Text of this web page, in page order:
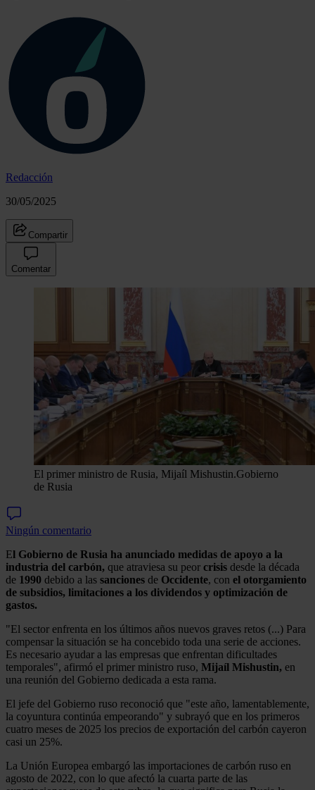
Redacción
30/05/2025
Compartir
Comentar
El primer ministro de Rusia, Mijaíl Mishustin.Gobierno
de Rusia
Ningún comentario
El Gobierno de Rusia ha anunciado medidas de apoyo a la
industria del carbón, que atraviesa su peor crisis desde la década
de 1990 debido a las sanciones de Occidente, con el otorgamiento
de subsidios, limitaciones a los dividendos y optimización de
gastos.
"El sector enfrenta en los últimos años nuevos graves retos (...) Para
compensar la situación se ha concebido toda una serie de acciones.
Es necesario ayudar a las empresas que enfrentan dificultades
temporales", afirmó el primer ministro ruso, Mijaíl Mishustin, en
una reunión del Gobierno dedicada a esta rama.
El jefe del Gobierno ruso reconoció que "este año, lamentablemente,
la coyuntura continúa empeorando" y subrayó que en los primeros
cuatro meses de 2025 los precios de exportación del carbón cayeron
casi un 25%.
La Unión Europea embargó las importaciones de carbón ruso en
agosto de 2022, con lo que afectó la cuarta parte de las